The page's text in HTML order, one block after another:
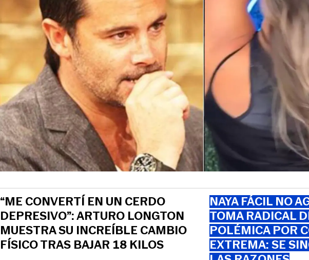
“ME CONVERTÍ EN UN CERDO
DEPRESIVO”: ARTURO LONGTON
MUESTRA SU INCREÍBLE CAMBIO
FÍSICO TRAS BAJAR 18 KILOS
NAYA FÁCIL NO
TOMA RADICAL
POLÉMICA POR
EXTREMA: SE